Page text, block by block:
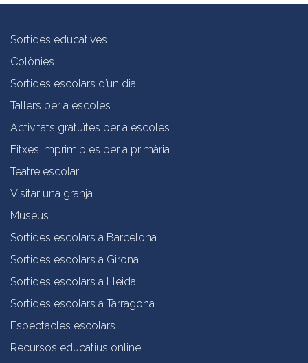
Sortides educatives
Colònies
Sortides escolars d’un dia
Tallers per a escoles
Activitats gratuïtes per a escoles
Fitxes imprimibles per a primària
Teatre escolar
Visitar una granja
Museus
Sortides escolars a Barcelona
Sortides escolars a Girona
Sortides escolars a Lleida
Sortides escolars a Tarragona
Espectacles escolars
Recursos educatius online